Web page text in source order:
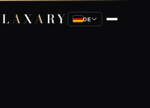
LAXARY DE